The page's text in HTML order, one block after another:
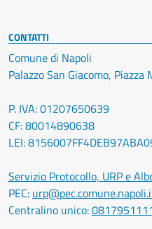
CONTATTI
Comune di Napoli
Palazzo San Giacomo,
P. IVA: 01207650639
CF: 80014890638
LEI:
Servizio Protocollo, URP e
PEC:
Centralino unico: